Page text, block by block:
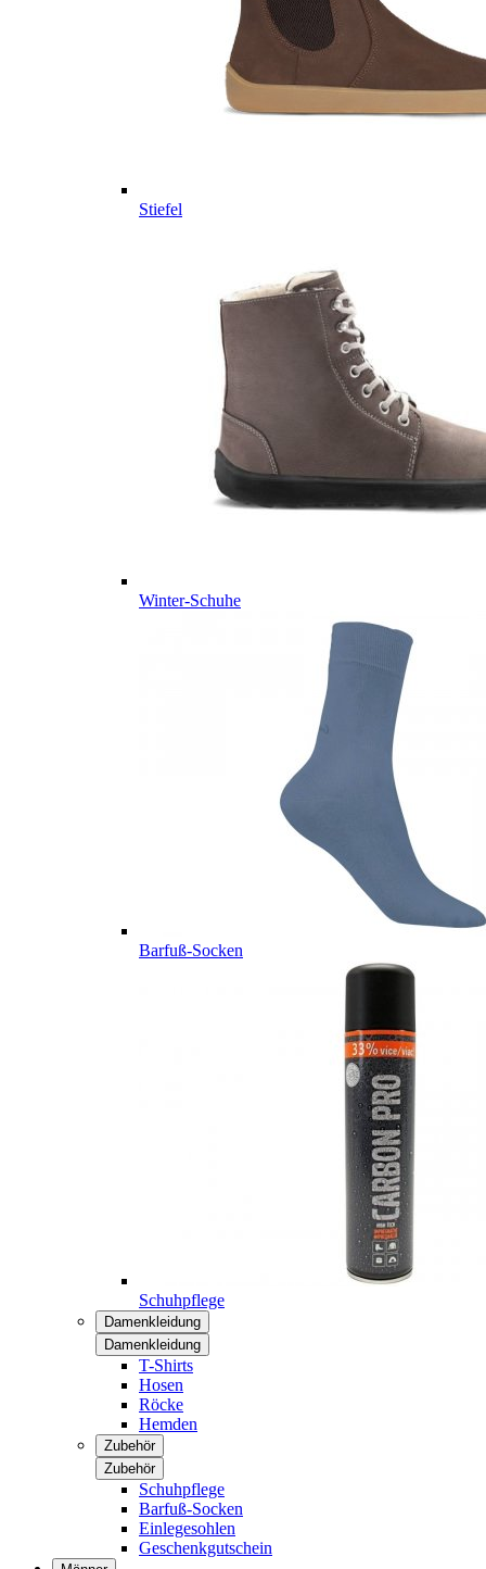
Stiefel
Winter-Schuhe
Barfuß-Socken
Schuhpflege
Damenkleidung
Damenkleidung
T-Shirts
Hosen
Röcke
Hemden
Zubehör
Zubehör
Schuhpflege
Barfuß-Socken
Einlegesohlen
Geschenkgutschein